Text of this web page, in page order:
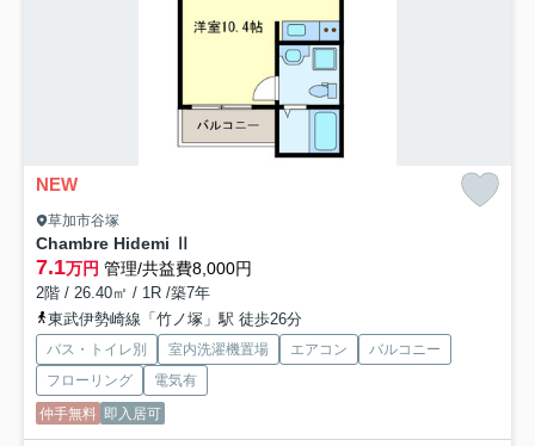
NEW
草加市谷塚
Chambre Hidemi Ⅱ
7.1万円 管理/共益費8,000円
2階 / 26.40㎡ / 1R /築7年
東武伊勢崎線「竹ノ塚」駅 徒歩26分
バス・トイレ別 室内洗濯機置場 エアコン
バルコニー
フローリング
電気有
仲手無料 即入居可